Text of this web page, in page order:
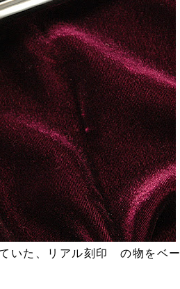
いた、リアル刻印 の物をベー